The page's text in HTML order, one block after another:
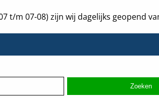
t/m 07-08) zijn wij dagelijks geopend